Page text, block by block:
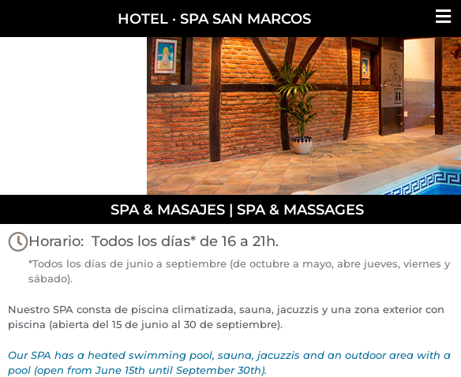
HOTEL · SPA SAN MARCOS
SPA & MASAJES | SPA & MASSAGES
Horario: Todos los días* de 16 a 21h.
*Todos los días de junio a septiembre (de octubre a mayo, abre jueves, viernes y
sábado).
Nuestro SPA consta de piscina climatizada, sauna, jacuzzis y una zona exterior con
piscina (abierta del 15 de junio al 30 de septiembre).
Our SPA has a heated swimming pool, sauna, jacuzzis and an outdoor area with a
pool (open from June 15th until September 30th).